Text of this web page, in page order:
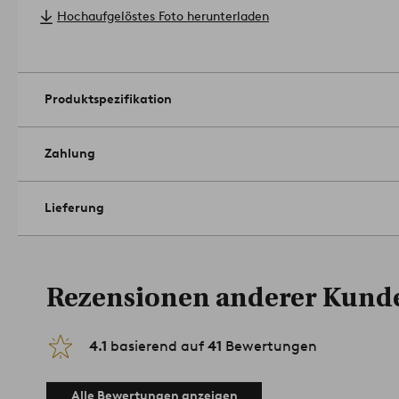
Pflegehinweis: Handwäsche bei 30 °C.
Tipp: Hunde und Katzen lieben die Nähe zu ihren Menschen.
1668650-02-L
Hochaufgelöstes Foto herunterladen
Produktspezifikation
Zahlung
Lieferung
Rezensionen anderer
4.1 basierend auf 41 Bewertungen
Alle Bewertungen anzeigen